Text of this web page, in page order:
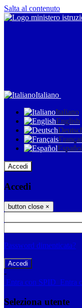
Salta al contenuto
Italiano
Italiano
English
Español
Accedi
Accedi
button close ×
Password dimenticata?
-
Entra con SPID Entra
Seleziona utente